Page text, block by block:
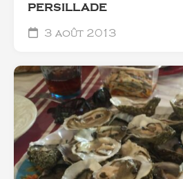
PERSILLADE
3 août 2013